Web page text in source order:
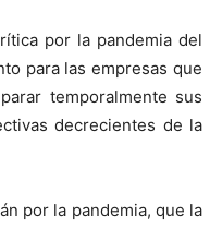
por la pandemia del
para las empresas que
temporalmente sus
decrecientes de la
por la pandemia, que la